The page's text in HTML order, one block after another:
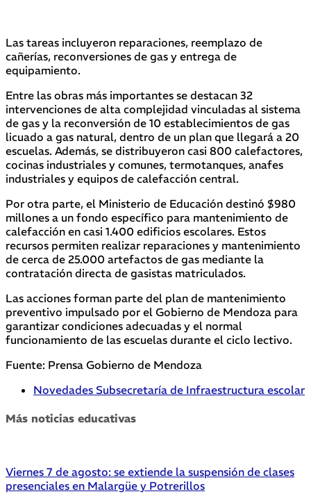
Las tareas incluyeron reparaciones, reemplazo de
cañerías, reconversiones de gas y entrega de
equipamiento.
Entre las obras más importantes se destacan 32
intervenciones de alta complejidad vinculadas al sistema
de gas y la reconversión de 10 establecimientos de gas
licuado a gas natural, dentro de un plan que llegará a 20
escuelas. Además, se distribuyeron casi 800 calefactores,
cocinas industriales y comunes, termotanques, anafes
industriales y equipos de calefacción central.
Por otra parte, el Ministerio de Educación destinó $980
millones a un fondo específico para mantenimiento de
calefacción en casi 1.400 edificios escolares. Estos
recursos permiten realizar reparaciones y mantenimiento
de cerca de 25.000 artefactos de gas mediante la
contratación directa de gasistas matriculados.
Las acciones forman parte del plan de mantenimiento
preventivo impulsado por el Gobierno de Mendoza para
garantizar condiciones adecuadas y el normal
funcionamiento de las escuelas durante el ciclo lectivo.
Fuente: Prensa Gobierno de Mendoza
Novedades Subsecretaría de Infraestructura escolar
Más noticias educativas
Viernes 7 de agosto: se extiende la suspensión de clases
presenciales en Malargüe y Potrerillos